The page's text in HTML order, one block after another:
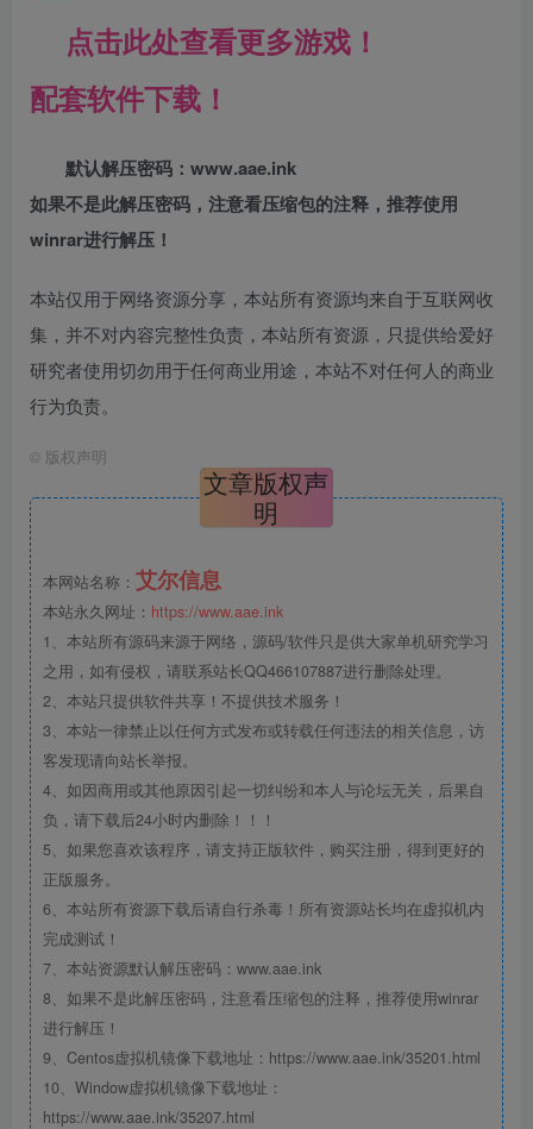
点击此处查看更多游戏！
配套软件下载！
默认解压密码：www.aae.ink
如果不是此解压密码，注意看压缩包的注释，推荐使用
winrar进行解压！
本站仅用于网络资源分享，本站所有资源均来自于互联网收
集，并不对内容完整性负责，本站所有资源，只提供给爱好
研究者使用切勿用于任何商业用途，本站不对任何人的商业
行为负责。
© 版权声明
文章版权声
明
本网站名称： 艾尔信息
本站永久网址： https://www.aae.ink
1、本站所有源码来源于网络，源码/软件只是供大家单机研究学习
之用，如有侵权，请联系站长QQ466107887进行删除处理。
2、本站只提供软件共享！不提供技术服务！
3、本站一律禁止以任何方式发布或转载任何违法的相关信息，访
客发现请向站长举报。
4、如因商用或其他原因引起一切纠纷和本人与论坛无关，后果自
负，请下载后24小时内删除！！！
5、如果您喜欢该程序，请支持正版软件，购买注册，得到更好的
正版服务。
6、本站所有资源下载后请自行杀毒！所有资源站长均在虚拟机内
完成测试！
7、本站资源默认解压密码：www.aae.ink
8、如果不是此解压密码，注意看压缩包的注释，推荐使用winrar
进行解压！
9、Centos虚拟机镜像下载地址：https://www.aae.ink/35201.html
10、Window虚拟机镜像下载地址：
https://www.aae.ink/35207.html